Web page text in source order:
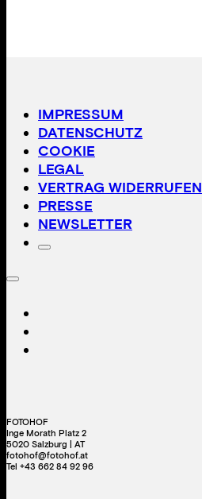
IMPRESSUM
DATENSCHUTZ
COOKIE
LEGAL
VERTRAG WIDERRUFEN
PRESSE
NEWSLETTER
FOTOHOF
Inge Morath Platz 2
5020 Salzburg | AT
fotohof@fotohof.at
Tel +43 662 84 92 96